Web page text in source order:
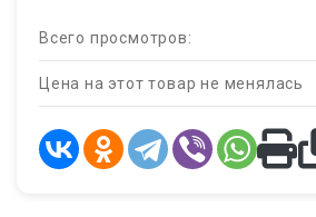
Всего просмотров:
Цена на этот товар не менялась